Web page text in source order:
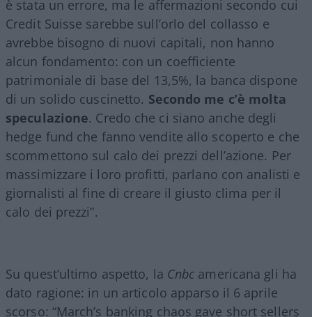
è stata un errore, ma le affermazioni secondo cui
Credit Suisse sarebbe sull’orlo del collasso e
avrebbe bisogno di nuovi capitali, non hanno
alcun fondamento: con un coefficiente
patrimoniale di base del 13,5%, la banca dispone
di un solido cuscinetto. Secondo me c’è molta
speculazione. Credo che ci siano anche degli
hedge fund che fanno vendite allo scoperto e che
scommettono sul calo dei prezzi dell’azione. Per
massimizzare i loro profitti, parlano con analisti e
giornalisti al fine di creare il giusto clima per il
calo dei prezzi”.
Su quest’ultimo aspetto, la Cnbc americana gli ha
dato ragione: in un articolo apparso il 6 aprile
scorso: “March’s banking chaos gave short sellers